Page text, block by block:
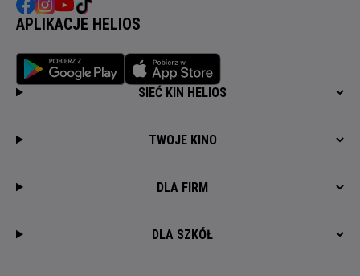
APLIKACJE HELIOS
SIEĆ KIN HELIOS
TWOJE KINO
DLA FIRM
DLA SZKÓŁ